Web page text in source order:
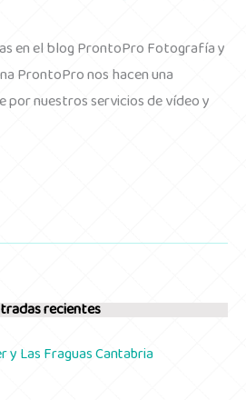
en el blog ProntoPro Fotografía y
ProntoPro nos hacen una
nuestros servicios de vídeo y
recientes
y Las Fraguas Cantabria